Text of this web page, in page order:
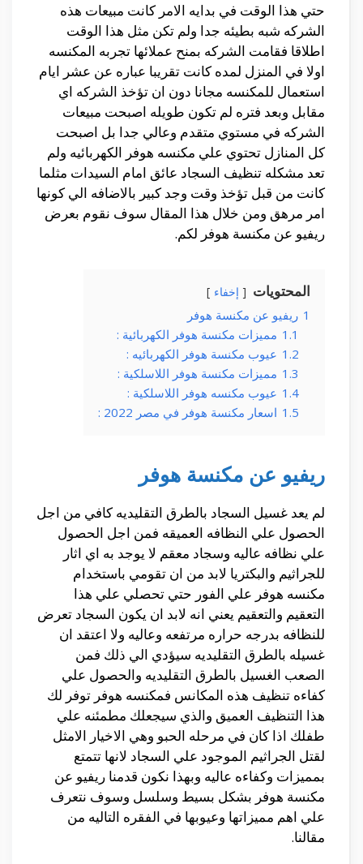
حتي هذا الوقت في بدايه الامر كانت مبيعات هذه
الشركه شبه بطيئه جدا ولم تكن مثل هذا الوقت
اطلاقا فقامت الشركه بمنح عملائها تجربه المكنسه
اولا في المنزل لمده كانت تقريبا عباره عن عشر ايام
استعمال للمكنسه مجانا دون ان تؤخذ الشركه اي
مقابل وبعد فتره لم تكون طويله اصبحت مبيعات
الشركه في مستوي متقدم وعالي جدا بل اصبحت
كل المنازل تحتوي علي مكنسه هوفر الكهربائيه ولم
تعد مشكله تنظيف السجاد عائق امام السيدات مثلما
كانت من قبل تؤخذ وقت وجد كبير بالاضافه الي كونها
امر مرهق ومن خلال هذا المقال سوف نقوم بعرض
ريفيو عن مكنسة هوفر لكم.
المحتويات إخفاء
1 ريفيو عن مكنسة هوفر
1.1 مميزات مكنسة هوفر الكهربائية :
1.2 عيوب مكنسة هوفر الكهربائيه :
1.3 مميزات مكنسة هوفر اللاسلكية :
1.4 عيوب مكنسه هوفر اللاسلكية :
1.5 اسعار مكنسة هوفر في مصر 2022 :
ريفيو عن مكنسة هوفر
لم يعد غسيل السجاد بالطرق التقليديه كافي من اجل
الحصول علي النظافه العميقه فمن اجل الحصول
علي نظافه عاليه وسجاد معقم لا يوجد به اي اثار
للجراثيم والبكتريا لابد من ان تقومي باستخدام
مكنسه هوفر علي الفور حتي تحصلي علي هذا
التعقيم والتعقيم يعني انه لابد ان يكون السجاد تعرض
للنظافه بدرجه حراره مرتفعه وعاليه ولا اعتقد ان
غسيله بالطرق التقليديه سيؤدي الي ذلك فمن
الصعب الغسيل بالطرق التقليديه والحصول علي
كفاءه تنظيف هذه المكانس فمكنسه هوفر توفر لك
هذا التنظيف العميق والذي سيجعلك مطمئنه علي
طفلك اذا كان في مرحله الحبو وهي الاخيار الامثل
لقتل الجراثيم الموجود علي السجاد لانها تتمتع
بمميزات وكفاءه عاليه وبهذا نكون قدمنا ريفيو عن
مكنسة هوفر بشكل بسيط وسلسل وسوف نتعرف
علي اهم مميزاتها وعيوبها في الفقره التاليه من
مقالنا.